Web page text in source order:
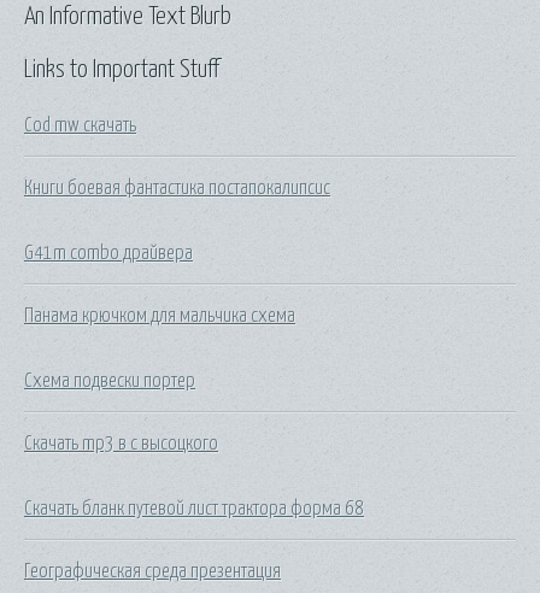
Links to Important Stuff
Cod mw скачать
Книги боевая фантастика постапокалипсис
G41m combo драйвера
Панама крючком для мальчика схема
Схема подвески портер
Скачать mp3 в с высоцкого
Скачать бланк путевой лист трактора форма 68
Географическая среда презентация
An Informative Text Blurb